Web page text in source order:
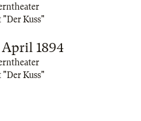
"Der Kuss"
1894
"Der Kuss"